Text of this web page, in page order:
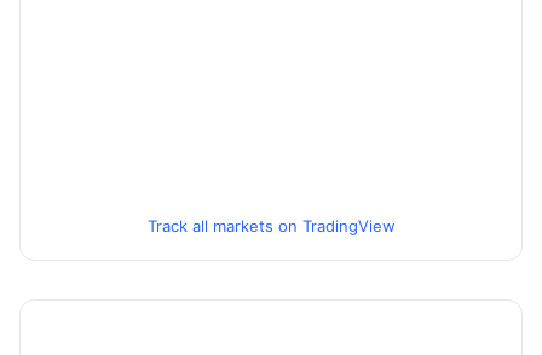
Track all markets on TradingView